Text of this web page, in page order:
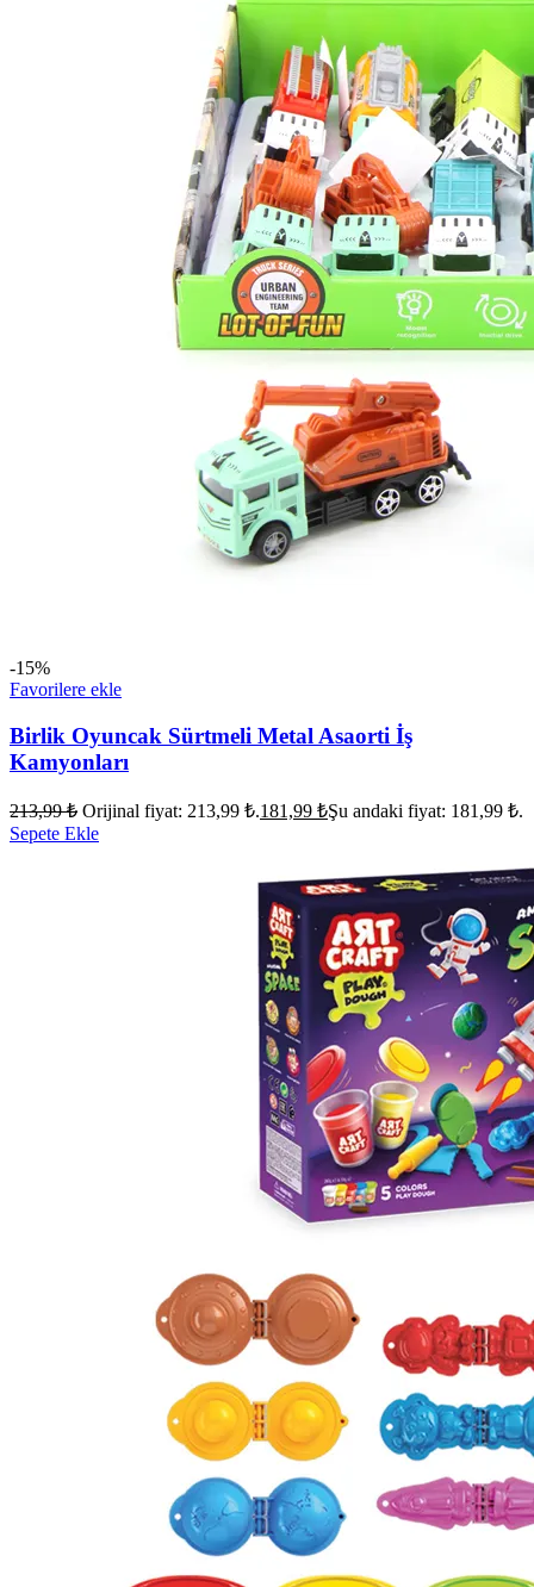
-15%
Favorilere ekle
Birlik Oyuncak Sürtmeli Metal Asaorti İş
Kamyonları
213,99₺ Orijinal fiyat: 213,99 ₺.181,99 ₺Şu andaki fiyat: 181,99 ₺.
Sepete Ekle